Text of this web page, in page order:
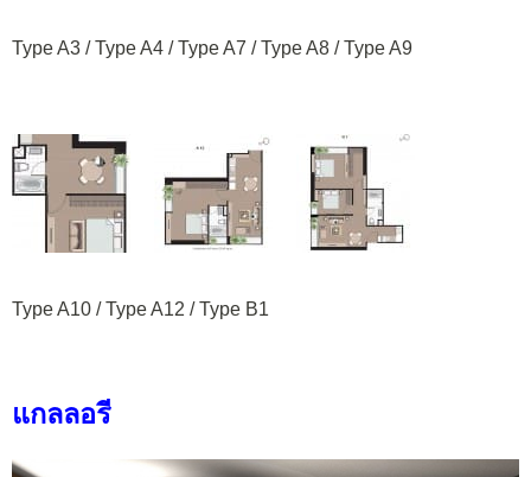
Type A3 / Type A4 / Type A7 / Type A8 / Type A9
Type A10 / Type A12 / Type B1
แกลลอรี